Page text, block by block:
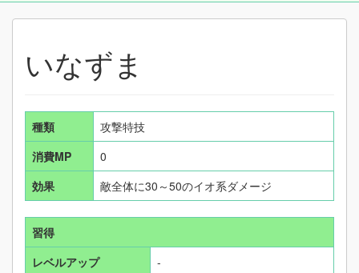
いなずま
種類
攻撃特技
消費MP
0
効果
敵全体に30～50のイオ系ダメージ
習得
レベルアップ
-